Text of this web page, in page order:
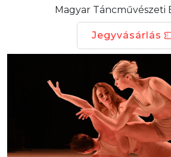
Magyar Táncművészeti
Jegyvásárlás